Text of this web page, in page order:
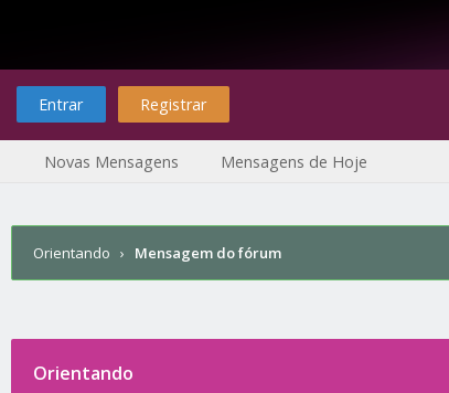
Entrar Registrar
Novas Mensagens Mensagens de Hoje
Orientando › Mensagem do fórum
Orientando